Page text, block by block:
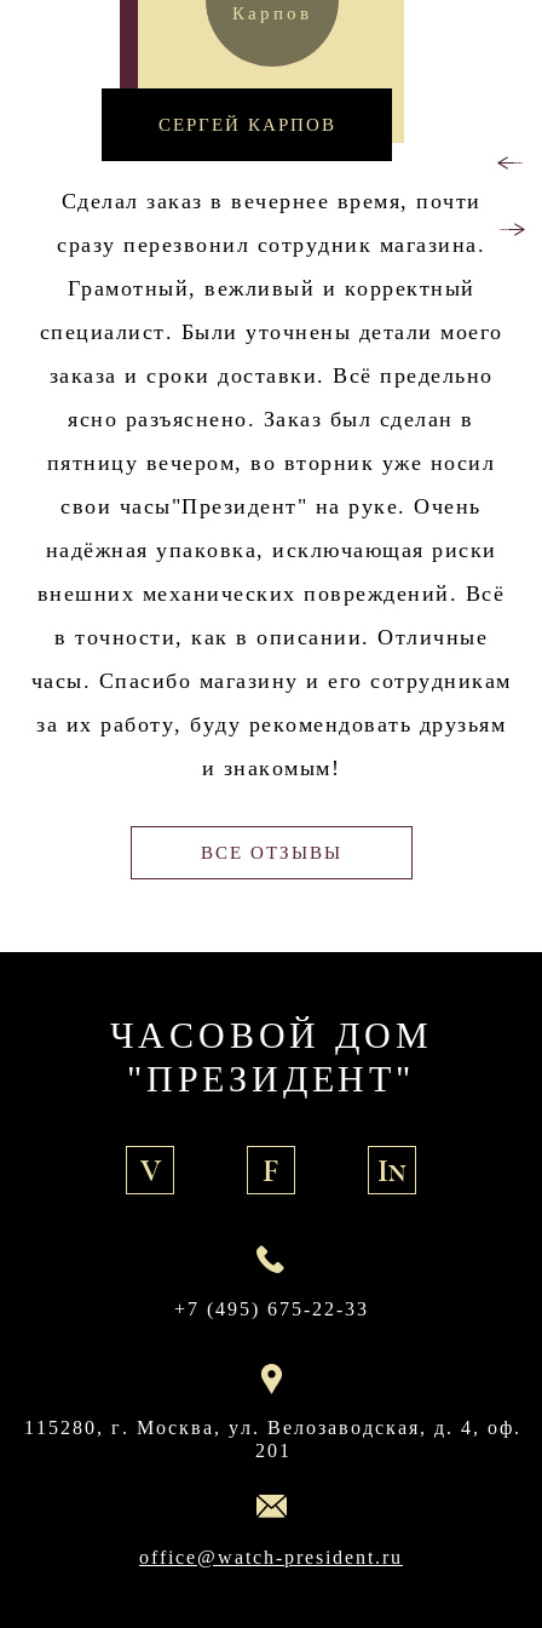
СЕРГЕЙ КАРПОВ
Сделал заказ в вечернее время, почти
сразу перезвонил сотрудник магазина.
Грамотный, вежливый и корректный
специалист. Были уточнены детали моего
заказа и сроки доставки. Всё предельно
ясно разъяснено. Заказ был сделан в
пятницу вечером, во вторник уже носил
свои часы"Президент" на руке. Очень
надёжная упаковка, исключающая риски
внешних механических повреждений. Всё
в точности, как в описании. Отличные
часы. Спасибо магазину и его сотрудникам
за их работу, буду рекомендовать друзьям
и знакомым!
ВСЕ ОТЗЫВЫ
ЧАСОВОЙ ДОМ
"ПРЕЗИДЕНТ"
V F In
+7 (495) 675-22-33
115280, г. Москва, ул. Велозаводская, д. 4, оф.
201
office@watch-president.ru